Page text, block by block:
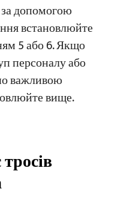
допомогою
встановлюйте
5 або 6. Якщо
персоналу або
важливою
вище.